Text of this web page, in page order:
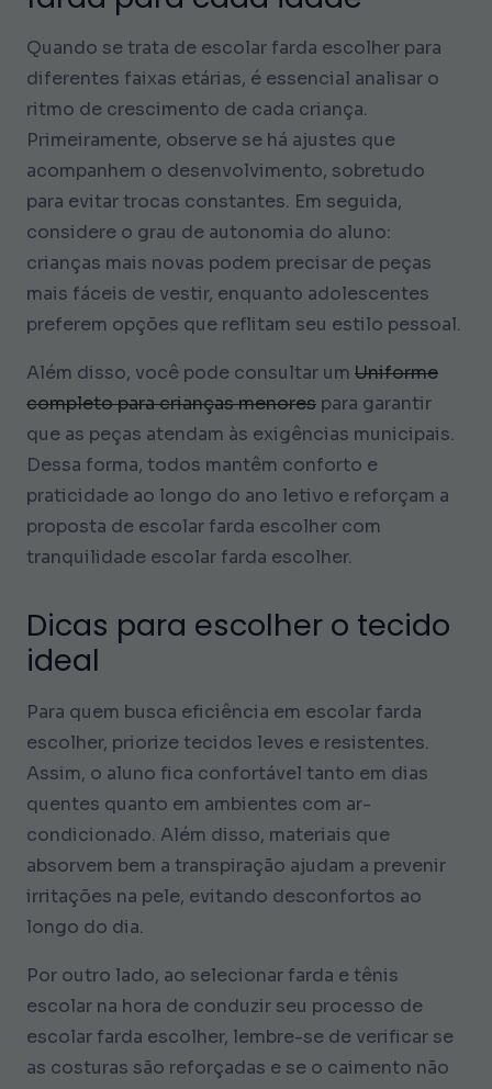
Quando se trata de escolar farda escolher para
diferentes faixas etárias, é essencial analisar o
ritmo de crescimento de cada criança.
Primeiramente, observe se há ajustes que
acompanhem o desenvolvimento, sobretudo
para evitar trocas constantes. Em seguida,
considere o grau de autonomia do aluno:
crianças mais novas podem precisar de peças
mais fáceis de vestir, enquanto adolescentes
preferem opções que reflitam seu estilo pessoal.
Além disso, você pode consultar um Uniforme
completo para crianças menores para garantir
que as peças atendam às exigências municipais.
Dessa forma, todos mantêm conforto e
praticidade ao longo do ano letivo e reforçam a
proposta de escolar farda escolher com
tranquilidade escolar farda escolher.
Dicas para escolher o tecido
ideal
Para quem busca eficiência em escolar farda
escolher, priorize tecidos leves e resistentes.
Assim, o aluno fica confortável tanto em dias
quentes quanto em ambientes com ar-
condicionado. Além disso, materiais que
absorvem bem a transpiração ajudam a prevenir
irritações na pele, evitando desconfortos ao
longo do dia.
Por outro lado, ao selecionar farda e tênis
escolar na hora de conduzir seu processo de
escolar farda escolher, lembre-se de verificar se
as costuras são reforçadas e se o caimento não